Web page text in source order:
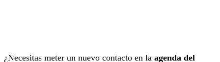
¿Necesitas meter un nuevo contacto en la agenda del